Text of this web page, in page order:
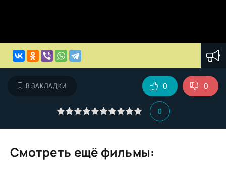
В ЗАКЛАДКИ
0
0 0
Смотреть ещё фильмы: